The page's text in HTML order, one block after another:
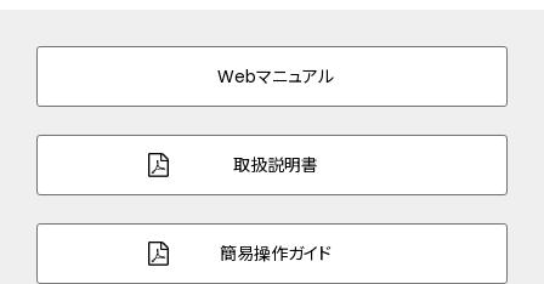
三ツ折れプッシュタイプ
バンド幅 22.0mm
バンド調整可能サイ
138～204mm
デュアル球面サファイアガラス（クラリティ・
コーティング）
Webマニュアル
取扱説明書
簡易操作ガイド